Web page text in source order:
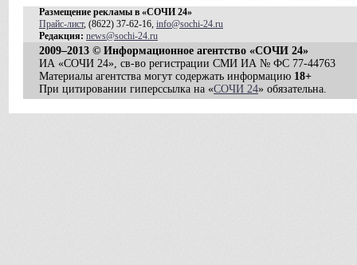
Размещение рекламы в «СОЧИ 24»
Прайс-лист, (8622) 37-62-16, info@sochi-24.ru
Редакция: news@sochi-24.ru
2009–2013 © Информационное агентство «СОЧИ 24»
ИА «СОЧИ 24», св-во регистрации СМИ ИА № ФС 77-44763
Материалы агентства могут содержать информацию 18+
При цитировании гиперссылка на «СОЧИ 24» обязательна.